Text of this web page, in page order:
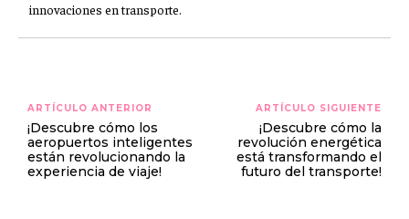
innovaciones en transporte.
ARTÍCULO ANTERIOR
¡Descubre cómo los
aeropuertos inteligentes
están revolucionando la
experiencia de viaje!
ARTÍCULO SIGUIENTE
¡Descubre cómo la
revolución energética
está transformando el
futuro del transporte!